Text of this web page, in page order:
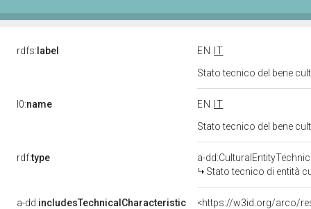
rdfs: label EN
IT
Stato tecnico del bene
l0:name EN
IT
Stato tecnico del bene
rdf:type
a-
Stato tecnico di entità
a-dd:includesTechnicalCharacteristic
<https://w3id.org/arco/